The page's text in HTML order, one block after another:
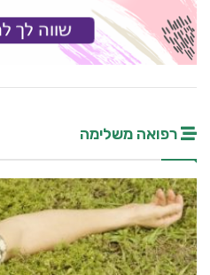
רפואה משלימה